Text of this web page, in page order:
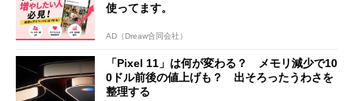
使ってます。
AD（Dreaw合同会社）
「Pixel 11」は何が変わる？ メモリ減少で10
0ドル前後の値上げも？ 出そろったうわさを
整理する